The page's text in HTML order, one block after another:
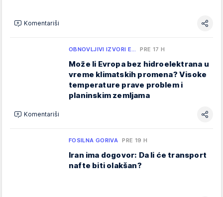
Komentariši
OBNOVLJIVI IZVORI E… PRE 17 H
Može li Evropa bez hidroelektrana u
vreme klimatskih promena? Visoke
temperature prave problem i
planinskim zemljama
Komentariši
FOSILNA GORIVA PRE 19 H
Iran ima dogovor: Da li će transport
nafte biti olakšan?